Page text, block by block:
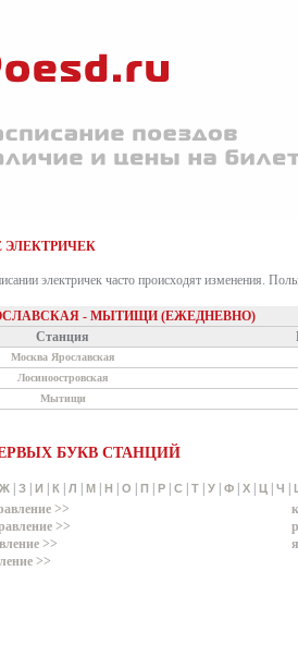
ЭЛЕКТРИЧЕК
электричек часто происходят изменения.
- МЫТИЩИ (ЕЖЕДНЕВНО)
Станция
Москва Ярославская
Лосиноостровская
Мытищи
БУКВ СТАНЦИЙ
Ж З И К Л М Н О П Р С Т У Ф Х Ц Ч
>>
>>
>>
>>